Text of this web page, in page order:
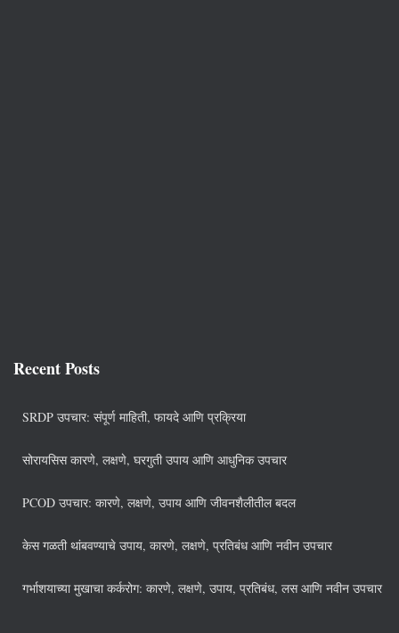
Recent Posts
SRDP उपचार: संपूर्ण माहिती, फायदे आणि प्रक्रिया
सोरायसिस कारणे, लक्षणे, घरगुती उपाय आणि आधुनिक उपचार
PCOD उपचार: कारणे, लक्षणे, उपाय आणि जीवनशैलीतील बदल
केस गळती थांबवण्याचे उपाय, कारणे, लक्षणे, प्रतिबंध आणि नवीन उपचार
गर्भाशयाच्या मुखाचा कर्करोग: कारणे, लक्षणे, उपाय, प्रतिबंध, लस आणि नवीन उपचार